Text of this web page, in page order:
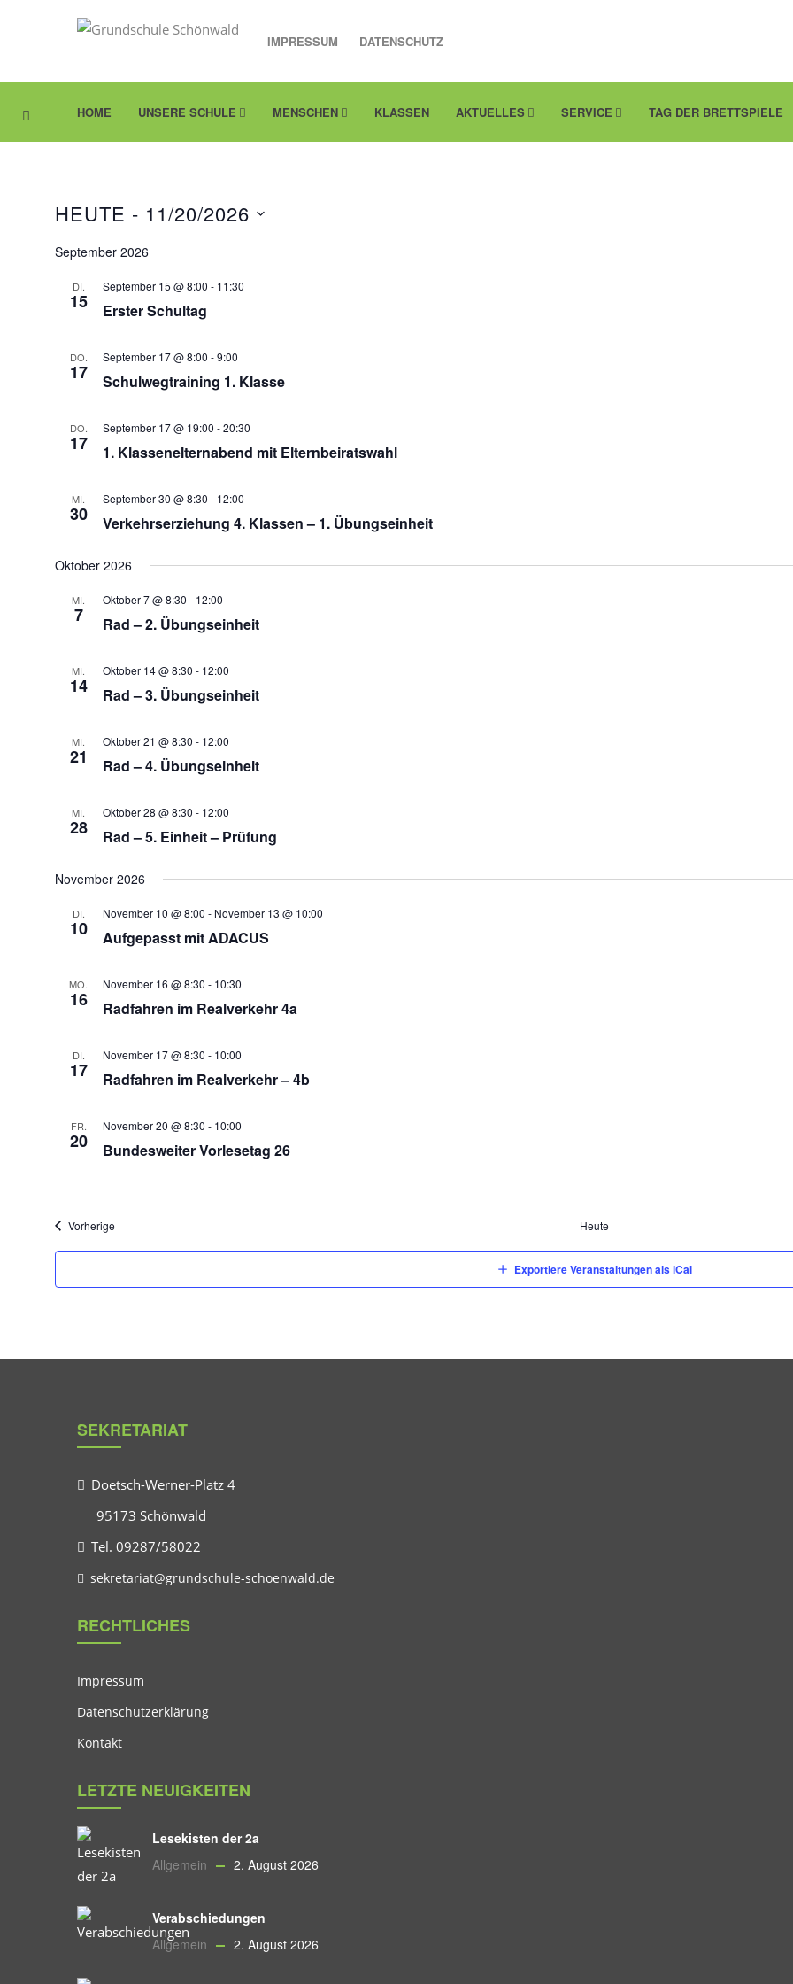
IMPRESSUM DATENSCHUTZ
HOME UNSERE SCHULE MENSCHEN KLASSEN AKTUELLES SERVICE TAG DER BRETTSPIELE
HEUTE - 11/20/2026
wählen.
September 2026
DI.
15
September 15 @ 8:00 - 11:30
Erster Schultag
DO.
17
September 17 @ 8:00 -9:00
Schulwegtraining 1. Klasse
DO.
17
September 17 @ 19:00 -20:30
1. Klassenelternabend mit Elternbeiratswahl
MI.
30
September 30 @ 8:30 - 12:00
Verkehrserziehung 4. Klassen – 1. Übungseinheit
Oktober 2026
MI.
7
Oktober 7 @ 8:30 - 12:00
Rad – 2. Übungseinheit
MI.
14
Oktober 14 @ 8:30 - 12:00
Rad – 3. Übungseinheit
MI.
21
Oktober 21 @ 8:30 - 12:00
Rad – 4. Übungseinheit
MI.
28
Oktober 28 @ 8:30 - 12:00
Rad – 5. Einheit – Prüfung
November 2026
DI.
10
November 10 @ 8:00 - November 13 @ 10:00
Aufgepasst mit ADACUS
MO.
16
November 16 @ 8:30 - 10:30
Radfahren im Realverkehr 4a
DI.
17
November 17 @ 8:30 - 10:00
Radfahren im Realverkehr – 4b
FR.
20
November 20 @ 8:30 - 10:00
Bundesweiter Vorlesetag 26
VorherigeVeranstaltungen Heute
Exportiere Veranstaltungen als iCal
SEKRETARIAT
Doetsch-Werner-Platz 4
95173 Schönwald
Tel. 09287/58022
sekretariat@grundschule-schoenwald.de
RECHTLICHES
Impressum
Datenschutzerklärung
Kontakt
LETZTE NEUIGKEITEN
Lesekisten der 2a
Allgemein
2. August 2026
Verabschiedungen
Allgemein
2. August 2026